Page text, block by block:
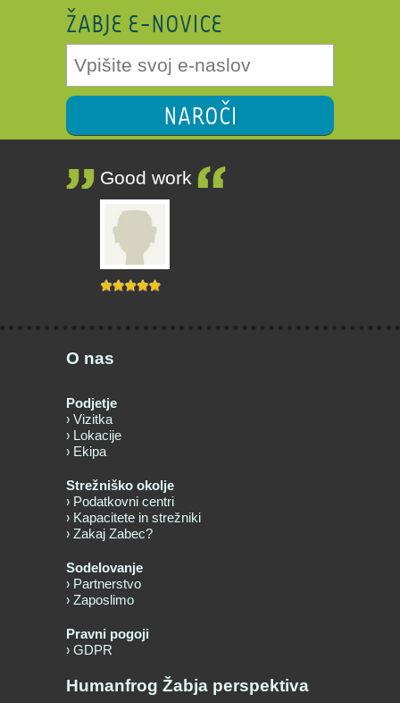
ŽABJE E-NOVICE
NAROČI
Good work
O nas
Podjetje
Vizitka
Lokacije
Ekipa
Strežniško okolje
Podatkovni centri
Kapacitete in strežniki
Zakaj Zabec?
Sodelovanje
Partnerstvo
Zaposlimo
Pravni pogoji
GDPR
Humanfrog Žabja perspektiva